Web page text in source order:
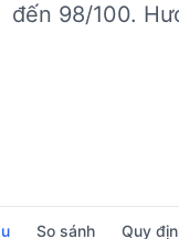
đến 98/100.
So sánh Quy